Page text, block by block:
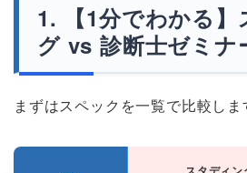
【1分でわかる
グ vs 診断士ゼミナ
まずはスペックを一覧で比較しま